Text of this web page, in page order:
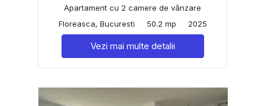
Apartament cu 2 camere de vânzare
Floreasca, Bucuresti
50.2 mp 2025
Vezi mai multe detalii